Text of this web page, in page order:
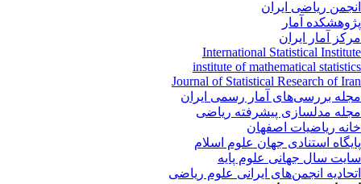
ریاضی ایران
آمار
آمار ایران
International Statistical
institute of mathematical
Journal of Statistical Research of
بررسی‌های آمار رسمی ایران
مدلسازی پیشرفته ریاضی
ریاضیات اصفهان
استنادی جهان علوم اسلام
سال جهانی علوم پایه
انجمن‌های ایرانی علوم ریاضی